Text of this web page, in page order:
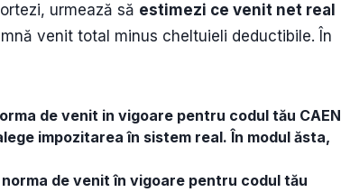
urmează să estimezi ce venit net real
venit total minus cheltuieli deductibile. În
de venit in vigoare pentru codul tău CAEN
impozitarea în sistem real. În modul ăsta,
de venit în vigoare pentru codul tău